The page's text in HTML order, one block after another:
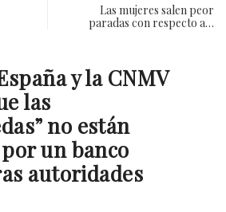
Las mujeres salen peor
paradas con respecto a…
y la CNMV
las
no están
un banco
autoridades